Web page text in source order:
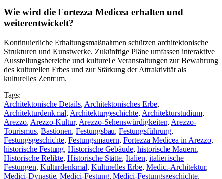
Wie wird die Fortezza Medicea erhalten und
weiterentwickelt?
Kontinuierliche Erhaltungsmaßnahmen schützen architektonische
Strukturen und Kunstwerke. Zukünftige Pläne umfassen interaktive
Ausstellungsbereiche und kulturelle Veranstaltungen zur Bewahrung
des kulturellen Erbes und zur Stärkung der Attraktivität als
kulturelles Zentrum.
Tags:
Architektonische Details, Architektonisches Erbe,
Architekturdenkmal, Architekturgeschichte, Architekturstudium,
Arezzo, Arezzo-Kultur, Arezzo-Sehenswürdigkeiten, Arezzo-
Tourismus, Bastionen, Festungsbau, Festungsführung,
Festungsgeschichte, Festungsmauern, Fortezza Medicea in Arezzo,
historische Festung, Historische Gebäude, historische Mauern,
Historische Relikte, Historische Stätte, Italien, italienische
Festungen, Kulturdenkmal, Kulturelles Erbe, Medici-Architektur,
Medici-Dynastie, Medici-Festung, Medici-Festungsgeschichte,